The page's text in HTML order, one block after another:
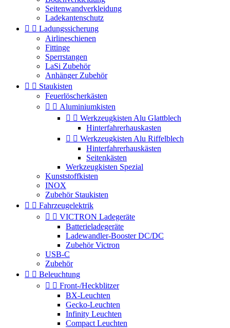
Seitenwandverkleidung
Ladekantenschutz
  Ladungssicherung
Airlineschienen
Fittinge
Sperrstangen
LaSi Zubehör
Anhänger Zubehör
  Staukisten
Feuerlöscherkästen
  Aluminiumkisten
  Werkzeugkisten Alu Glattblech
Hinterfahrerhauskasten
  Werkzeugkisten Alu Riffelblech
Hinterfahrerhauskästen
Seitenkästen
Werkzeugkisten Spezial
Kunststoffkisten
INOX
Zubehör Staukisten
  Fahrzeugelektrik
  VICTRON Ladegeräte
Batterieladegeräte
Ladewandler-Booster DC/DC
Zubehör Victron
USB-C
Zubehör
  Beleuchtung
  Front-/Heckblitzer
BX-Leuchten
Gecko-Leuchten
Infinity Leuchten
Compact Leuchten